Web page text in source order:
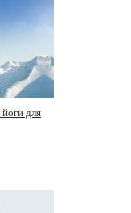
для